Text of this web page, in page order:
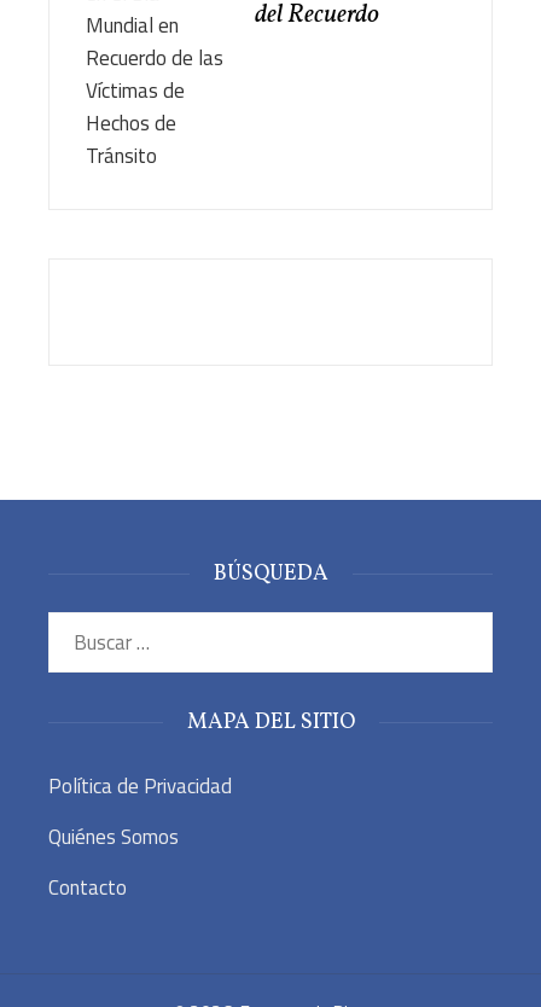
del Recuerdo
BÚSQUEDA
Buscar:
MAPA DEL SITIO
Política de Privacidad
Quiénes Somos
Contacto